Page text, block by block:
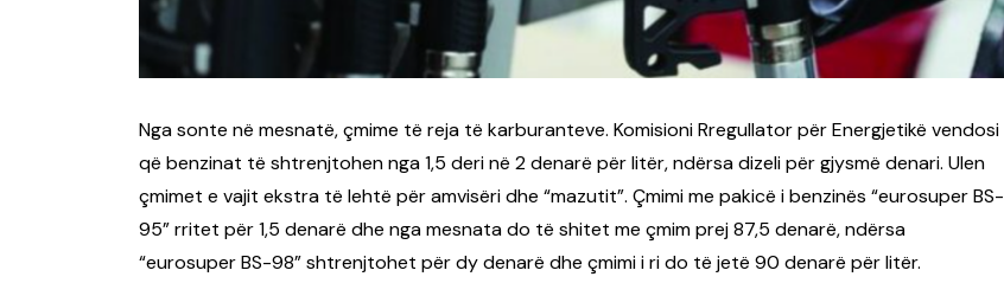
Nga sonte në mesnatë, çmime të reja të karburanteve. Komisioni Rregullator për Energjetikë vendosi
që benzinat të shtrenjtohen nga 1,5 deri në 2 denarë për litër, ndërsa dizeli për gjysmë denari. Ulen
çmimet e vajit ekstra të lehtë për amvisëri dhe “mazutit”. Çmimi me pakicë i benzinës “eurosuper BS-
95” rritet për 1,5 denarë dhe nga mesnata do të shitet me çmim prej 87,5 denarë, ndërsa
“eurosuper BS-98” shtrenjtohet për dy denarë dhe çmimi i ri do të jetë 90 denarë për litër.